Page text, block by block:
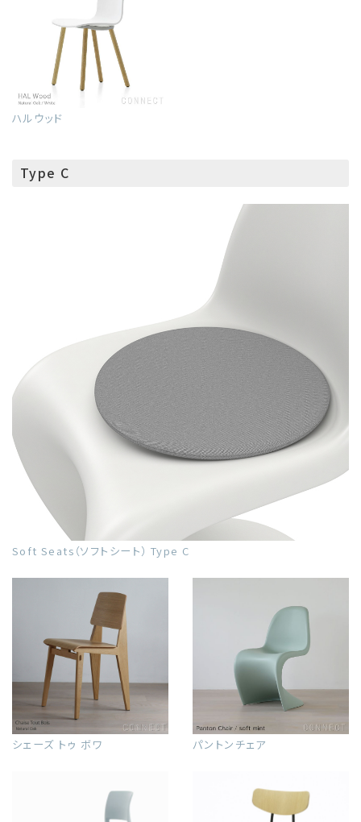
ハルウッド
Type C
Soft Seats（ソフトシート） Type C
シェーズ トゥ ボワ パントンチェア